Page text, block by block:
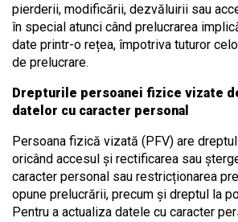
pierderii, modificării, dezvăluirii sau
în special atunci când prelucrarea
date printr-o rețea, împotriva tuturor
de prelucrare.
Drepturile persoanei fizice vizate
datelor cu caracter personal
Persoana fizică vizată (PFV) are
oricând accesul și rectificarea sau
caracter personal sau restricționarea
opune prelucrării, precum și dreptul la
Pentru a actualiza datele cu caracter